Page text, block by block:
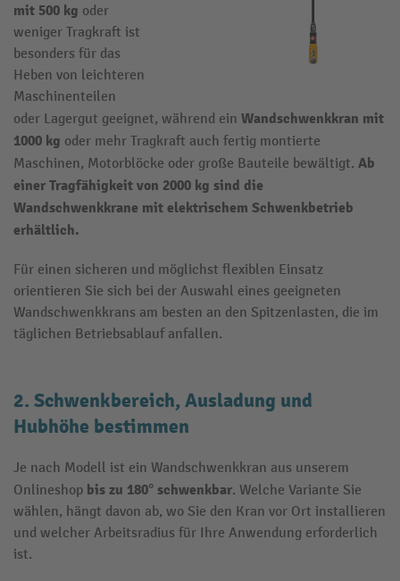
mit 500 kg oder
weniger Tragkraft ist
besonders für das
Heben von leichteren
Maschinenteilen
oder Lagergut geeignet, während ein Wandschwenkkran mit
1000 kg oder mehr Tragkraft auch fertig montierte
Maschinen, Motorblöcke oder große Bauteile bewältigt. Ab
einer Tragfähigkeit von 2000 kg sind die
Wandschwenkkrane mit elektrischem Schwenkbetrieb
erhältlich.
Für einen sicheren und möglichst flexiblen Einsatz
orientieren Sie sich bei der Auswahl eines geeigneten
Wandschwenkkrans am besten an den Spitzenlasten, die im
täglichen Betriebsablauf anfallen.
2. Schwenkbereich, Ausladung und
Hubhöhe bestimmen
Je nach Modell ist ein Wandschwenkkran aus unserem
Onlineshop bis zu 180° schwenkbar. Welche Variante Sie
wählen, hängt davon ab, wo Sie den Kran vor Ort installieren
und welcher Arbeitsradius für Ihre Anwendung erforderlich
ist.